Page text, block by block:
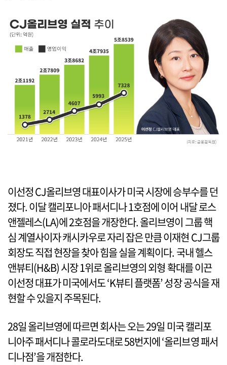
이선정 CJ올리브영 대표이사가 미국 시장에 승부수를 던
졌다. 이달 캘리포니아 패서디나 1호점에 이어 내달 로스
앤젤레스(LA)에 2호점을 개장한다. 올리브영이 그룹 핵
심 계열사이자 캐시카우로 자리 잡은 만큼 이재현 CJ그룹
회장도 직접 현장을 찾아 힘을 실을 계획이다. 국내 헬스
앤뷰티(H&B) 시장 1위로 올리브영의 외형 확대를 이끈
이선정 대표가 미국에서도 ‘K뷰티 플랫폼’ 성장 공식을 재
현할 수 있을지 주목된다.
28일 올리브영에 따르면 회사는 오는 29일 미국 캘리포
니아주 패서디나 콜로라도대로 58번지에 ‘올리브영 패서
디나점’을 개점한다.